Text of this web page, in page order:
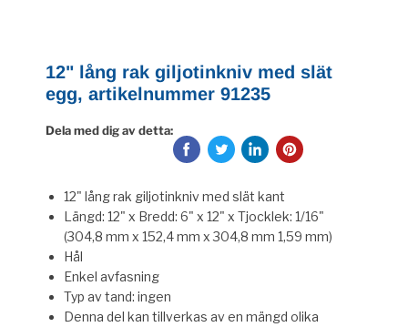
12" lång rak giljotinkniv med slät
egg, artikelnummer 91235
Dela med dig av detta:
12" lång rak giljotinkniv med slät kant
Längd: 12" x Bredd: 6" x 12" x Tjocklek: 1/16"
(304,8 mm x 152,4 mm x 304,8 mm 1,59 mm)
Hål
Enkel avfasning
Typ av tand: ingen
Denna del kan tillverkas av en mängd olika